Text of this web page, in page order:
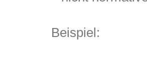
Beispiel: